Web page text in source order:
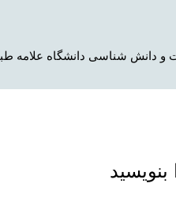
دانش شناسی دانشگاه علامه
بنویسید